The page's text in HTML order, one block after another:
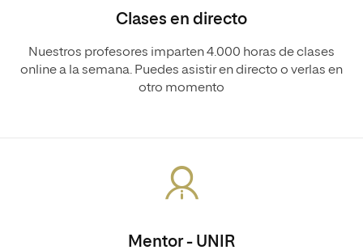
Clases en directo
Nuestros profesores imparten 4.000 horas de clases
online a la semana. Puedes asistir en directo o verlas en
otro momento
Mentor - UNIR